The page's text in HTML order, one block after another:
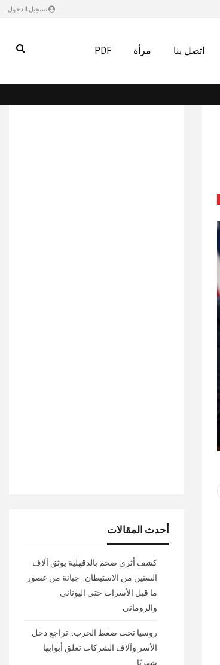
تسجيل الدخول
اتصل بنا مرأة PDF
أحدث المقالات
كشف أثري ضخم بالدقهلية يوثق آلاف
السنين من الاستيطان.. جبانة من عصور
ما قبل الأسرات حتى اليوناني
والروماني
روسيا تحت ضغط الحرب.. تراجع دخل
الأسر وآلاف الشركات تغلق أبوابها
شهريًا